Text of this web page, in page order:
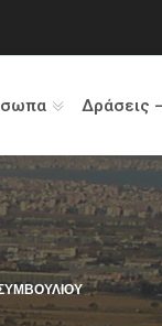
Δράσεις